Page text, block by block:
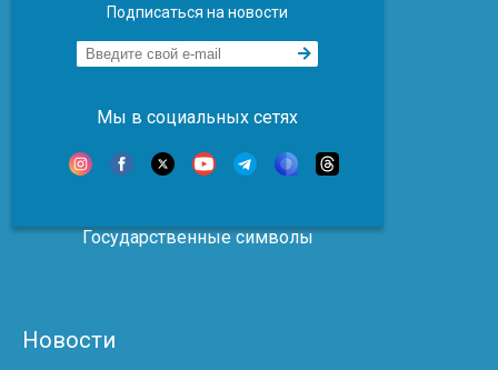
Подписаться на новости
Мы в социальных сетях
Государственные символы
Новости